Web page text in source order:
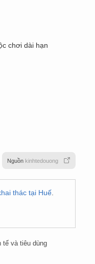
chơi dài hạn
Nguồn kinhtedouong
thác tại Huế
tế và tiêu dùng